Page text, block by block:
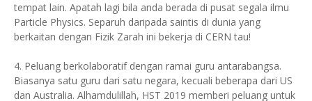
tempat lain. Apatah lagi bila anda berada di pusat segala ilmu
Particle Physics. Separuh daripada saintis di dunia yang
berkaitan dengan Fizik Zarah ini bekerja di CERN tau!
4. Peluang berkolaboratif dengan ramai guru antarabangsa.
Biasanya satu guru dari satu negara, kecuali beberapa dari US
dan Australia. Alhamdulillah, HST 2019 memberi peluang untuk